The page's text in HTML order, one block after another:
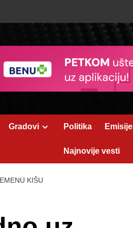
Gradovi Politika Emisije
Najnovije vesti
KIŠU